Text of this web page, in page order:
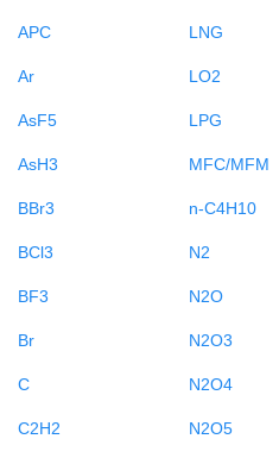
APC
Ar
AsF5
AsH3
BBr3
BCl3
BF3
Br
C
C2H2
LNG
LO2
LPG
MFC/MFM
n-C4H10
N2
N2O
N2O3
N2O4
N2O5